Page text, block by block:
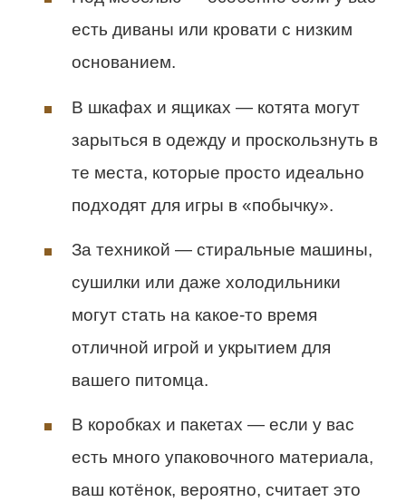
есть диваны или кровати с низким
основанием.
В шкафах и ящиках — котята могут
зарыться в одежду и проскользнуть в
те места, которые просто идеально
подходят для игры в «побычку».
За техникой — стиральные машины,
сушилки или даже холодильники
могут стать на какое-то время
отличной игрой и укрытием для
вашего питомца.
В коробках и пакетах — если у вас
есть много упаковочного материала,
ваш котёнок, вероятно, считает это